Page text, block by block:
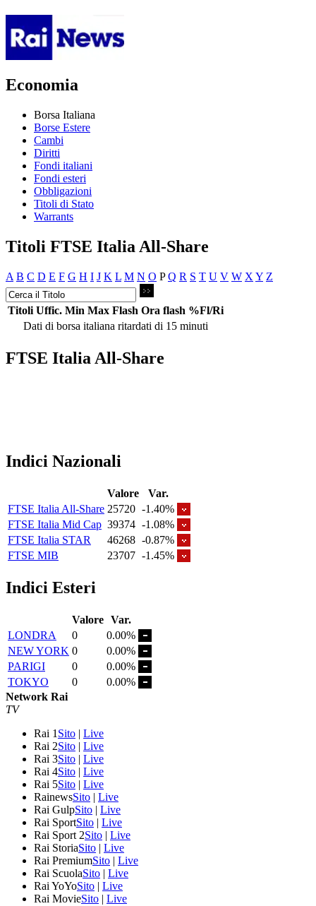
Economia
Borsa Italiana
Borse Estere
Cambi
Diritti
Fondi italiani
Fondi esteri
Obbligazioni
Titoli di Stato
Warrants
Titoli FTSE Italia All-Share
A B C D E F G H I J K L M N O PQ R S T U V W X Y Z
Titoli Uffic. Min Max Flash Ora flash %Fl/Ri
Dati di borsa italiana ritardati di 15 minuti
FTSE Italia All-Share
Indici Nazionali
Valore
Var.
FTSE Italia All-Share 25720 -1.40%
FTSE Italia Mid Cap 39374 -1.08%
FTSE Italia STAR
46268 -0.87%
FTSE MIB
23707 -1.45%
Indici Esteri
Valore Var.
LONDRA
0
0.00%
NEW YORK 0
0.00%
PARIGI
0
0.00%
TOKYO
0
0.00%
Network Rai
TV
Rai 1 Sito | Live
Rai 2Sito | Live
Rai 3Sito | Live
Rai 4Sito | Live
Rai 5Sito | Live
RainewsSito | Live
Rai GulpSito | Live
Rai SportSito | Live
Rai Sport 2Sito | Live
Rai StoriaSito | Live
Rai PremiumSito | Live
Rai ScuolaSito | Live
Rai YoYoSito | Live
Rai MovieSito | Live